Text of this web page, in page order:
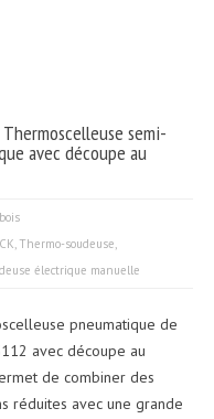
semi-
avec découpe au
, Thermo-soudeuse,
électrique manuelle
pneumatique de
avec découpe au
de combiner des
réduites avec une grande